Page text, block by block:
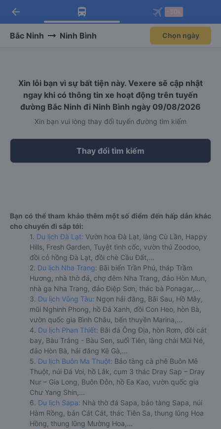
Tải app Vexere ngay!
Nhận ưu đãi thành viên độc
Mở app
Tải app Vexere
-30k/ghế khi đặt vé máy bay qua
Mở app
arrow_back
Bắc Ninh Ninh Bình Chọn ngày
Xin lỗi bạn vì sự bất tiện này. Vexere sẽ cập nhật
ngay khi có thông tin xe hoạt động trên tuyến
đường Bắc Ninh đi Ninh Bình ngày 09/08/2026
Xin bạn vui lòng thay đổi tuyến đường tìm kiếm
Thay đổi tìm kiếm
Bạn có thể tham khảo thêm một số điểm đến hấp dẫn khác
cho chuyến đi sắp tới:
1. Du lịch Đà Lạt: Vườn hoa Đà Lạt, làng Cù Lần, Happy
Hills, Fresh Garden, Tuyệt tình cốc, vườn thú Zoodoo,
đồi cỏ hồng Đà Lạt, đồi chè Cầu Đất,...
2. Du lịch Nha Trang: Bãi biển Trần Phú, tháp Trầm
Hương, nhà thờ đá, chợ đêm Nha Trang, đảo Hòn Mun,
nhà ga Nha Trang, đảo Điệp Sơn, thác bà Ponagar,...
3. Du lịch Vũng Tàu: Ngọn hải đăng, Bãi Sau, Hồ Mây,
mũi Nghinh Phong, hồ Đá Xanh, đồi Con Heo, hòn Bà,
vườn quốc gia Bình Châu, bến thuyền Marina,...
4. Du lịch Phan Thiết: Bãi đá Ông Địa, hòn Rơm, đồi cát
bay, Bàu Trắng - Bàu Sen, suối Tiên, làng chài Mũi Né,
đảo Hòn Bà, hải đăng Kê Gà,...
5. Du lịch Buôn Ma Thuột: Bảo tàng cà phê Buôn Mê
Thuột, núi Đá Voi, hồ Lắk, cụm 3 thác Dray Sap – Dray
Nur – Gia Long, Buôn Đôn, hồ Ea Kao, vườn quốc gia
Chư Yang Shin,...
6. Du lịch Sapa: Nhà thờ đá Sapa, bảo tàng Sapa, núi
Hàm Rồng, bản Cát Cát, thác Tiên Sa, thung lũng Hoa
Hồng, thung lũng Mường Hoa,...